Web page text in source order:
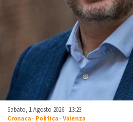
Sabato, 1 Agosto 2026 - 13:23
Cronaca- Politica-Valenza